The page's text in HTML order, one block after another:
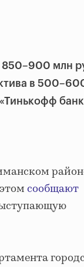
850–900 млн
в
сообщают